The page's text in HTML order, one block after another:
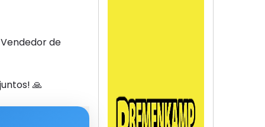
de
🙏